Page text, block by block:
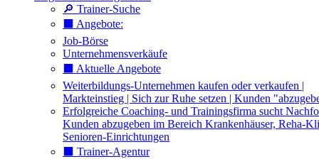
🔎 Trainer-Suche
⬛️ Angebote:
Job-Börse
Unternehmensverkäufe
⬛️ Aktuelle Angebote
Weiterbildungs-Unternehmen kaufen oder verkaufen |
Markteinstieg | Sich zur Ruhe setzen | Kunden
Erfolgreiche Coaching- und Trainingsfirma sucht
Kunden abzugeben im Bereich Krankenhäuser, Reha-
Senioren-Einrichtungen
⬛️ Trainer-Agentur